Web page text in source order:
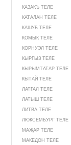
КАЗАКЪ ТЕЛЕ
КАТАЛАН ТЕЛЕ
КАШУБ ТЕЛЕ
КОМЫК ТЕЛЕ
КОРНУЭЛ ТЕЛЕ
КЫРГЫЗ ТЕЛЕ
КЫРЫМТАТАР ТЕЛЕ
КЫТАЙ ТЕЛЕ
ЛАТГАЛ ТЕЛЕ
ЛАТЫШ ТЕЛЕ
ЛИТВА ТЕЛЕ
ЛЮКСЕМБУРГ ТЕЛЕ
МАҖАР ТЕЛЕ
МАКЕДОН ТЕЛЕ